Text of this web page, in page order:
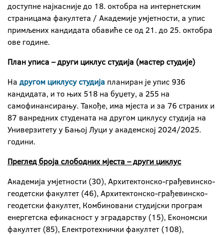
доступне најкасније до 18. октобра на интернетским
страницама факултета / Академије умјетности, а упис
примљених кандидата обавиће се од 21. до 25. октобра
ове године.
План уписа – други циклус студија (мастер студије)
На другом циклусу студија планиран је упис 936
кандидата, и то њих 518 на буџету, а 255 на
самофинансирању. Такође, има мјеста и за 76 страних и
87 ванредних студената на другом циклусу студија на
Универзитету у Бањој Луци у академској 2024/2025.
години.
Преглед броја слободних мјеста – други циклус
Академија умјетности (30), Архитектонско-грађевинско-
геодетски факултет (46), Архитектонско-грађевинско-
геодетски факултет, Комбиновани студијски програм
енергетска ефикасност у зградарству (15), Економски
факултет (85), Електротехнички факултет (108),